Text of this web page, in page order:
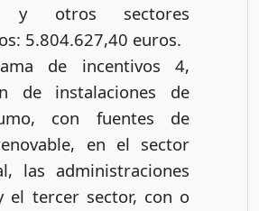
y otros sectores
5.804.627,40 euros.
de incentivos 4,
de instalaciones de
con fuentes de
en el sector
las administraciones
el tercer sector, con o